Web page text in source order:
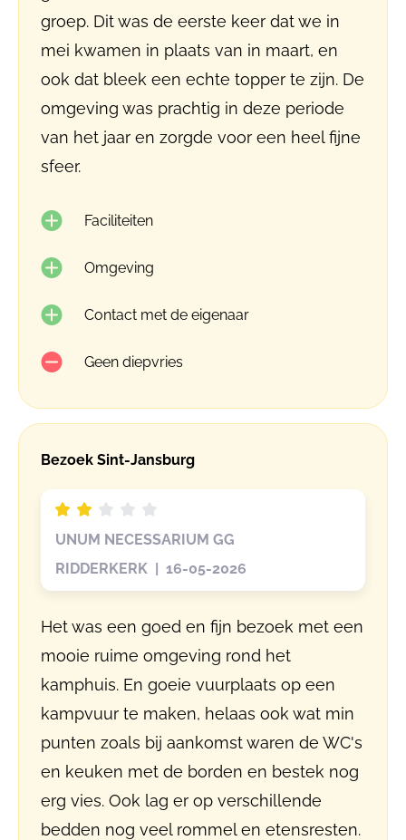
groep. Dit was de eerste keer dat we in
mei kwamen in plaats van in maart, en
ook dat bleek een echte topper te zijn. De
omgeving was prachtig in deze periode
van het jaar en zorgde voor een heel fijne
sfeer.
Faciliteiten
Omgeving
Contact met de eigenaar
Geen diepvries
Bezoek Sint-Jansburg
UNUM NECESSARIUM GG
RIDDERKERK | 16-05-2026
Het was een goed en fijn bezoek met een
mooie ruime omgeving rond het
kamphuis. En goeie vuurplaats op een
kampvuur te maken, helaas ook wat min
punten zoals bij aankomst waren de WC's
en keuken met de borden en bestek nog
erg vies. Ook lag er op verschillende
bedden nog veel rommel en etensresten.